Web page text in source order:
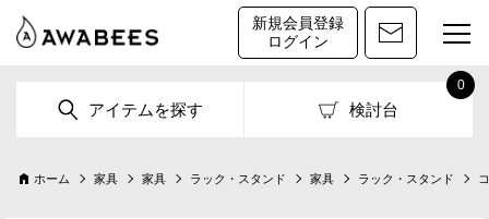
新規会員登録
ログイン
アイテムを探す 検討台
0
ホーム 家具 家具 ラック・スタンド 家具 ラック・スタンド